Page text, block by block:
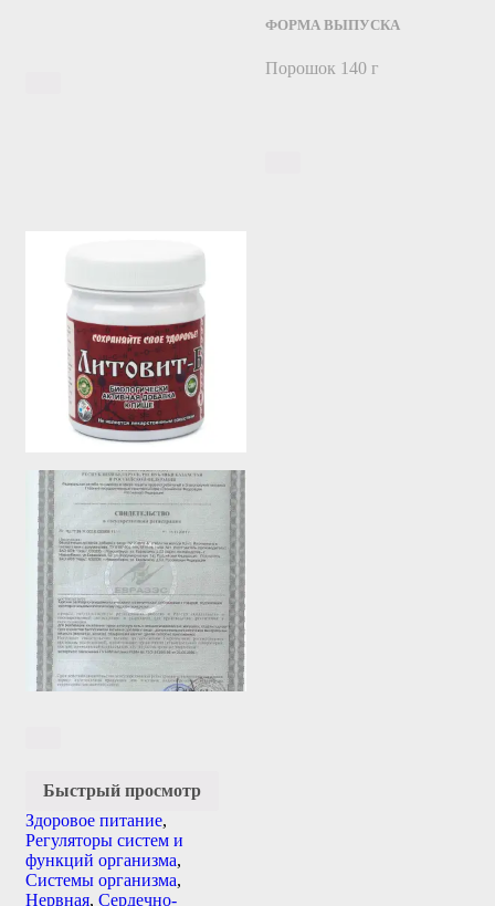
ФОРМА ВЫПУСКА
Порошок 140 г
Быстрый просмотр
Здоровое питание,
Регуляторы систем и
функций организма,
Системы организма,
Нервная, Сердечно-